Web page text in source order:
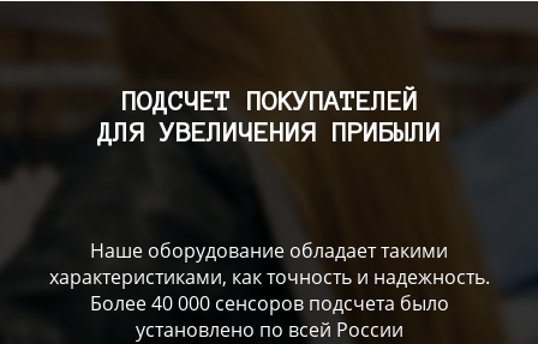
ПОДСЧЕТ ПОКУПАТЕЛЕЙ
ДЛЯ УВЕЛИЧЕНИЯ ПРИБЫЛИ
Наше оборудование обладает такими
характеристиками, как точность и надежность.
Более 40 000 сенсоров подсчета было
установлено по всей России